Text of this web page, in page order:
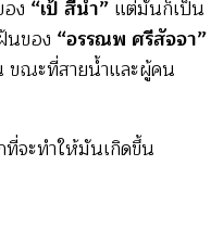
ง “เป้ สีน้ำ” แต่มันก็เป็น
นของ “อรรณพ ศรีสัจจา”
ขณะที่สายน้ำและผู้คน
ที่จะทำให้มันเกิดขึ้น